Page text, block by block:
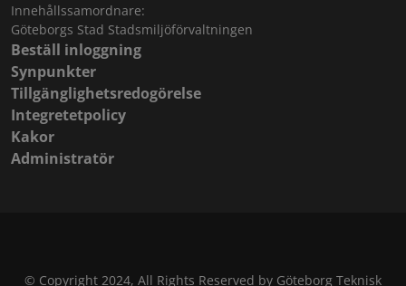
Innehållssamordnare:
Göteborgs Stad Stadsmiljöförvaltningen
Beställ inloggning
Synpunkter
Tillgänglighetsredogörelse
Integretetpolicy
Kakor
Administratör
© Copyright 2024, All Rights Reserved by Göteborg Teknisk